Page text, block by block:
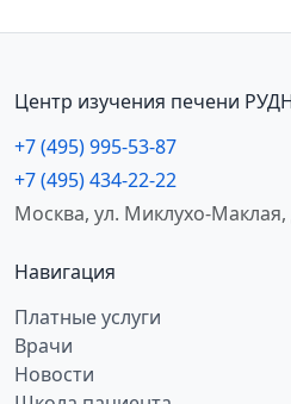
Центр изучения печени
+7 (495) 995-53-87
+7 (495) 434-22-22
Москва, ул. Миклухо-Маклая,
Навигация
Платные услуги
Врачи
Новости